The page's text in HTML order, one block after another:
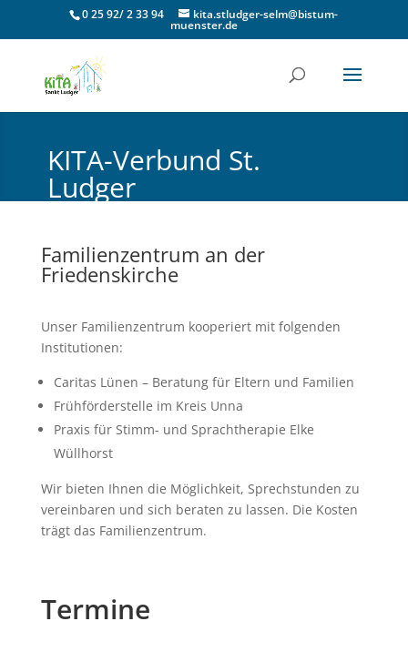
0 25 92/ 2 33 94 kita.stludger-selm@bistum-
muenster.de
KITA-Verbund St.
Ludger
Familienzentrum an der
Friedenskirche
Unser Familienzentrum kooperiert mit folgenden
Institutionen:
Caritas Lünen – Beratung für Eltern und Familien
Frühförderstelle im Kreis Unna
Praxis für Stimm- und Sprachtherapie Elke
Wüllhorst
Wir bieten Ihnen die Möglichkeit, Sprechstunden zu
vereinbaren und sich beraten zu lassen. Die Kosten
trägt das Familienzentrum.
Termine